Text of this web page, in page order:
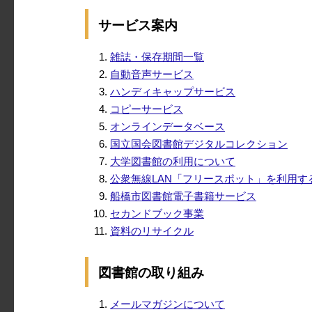
サービス案内
雑誌・保存期間一覧
自動音声サービス
ハンディキャップサービス
コピーサービス
オンラインデータベース
国立国会図書館デジタルコレクション
大学図書館の利用について
公衆無線LAN「フリースポット」を利用す
船橋市図書館電子書籍サービス
セカンドブック事業
資料のリサイクル
図書館の取り組み
メールマガジンについて